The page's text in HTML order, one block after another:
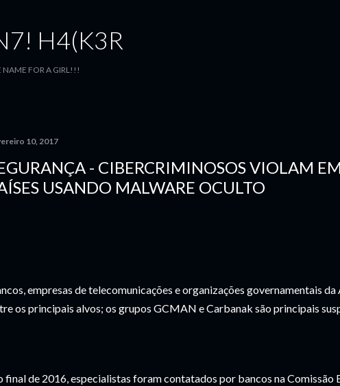
H4(K3R
NAME FOR A GIRL!!!
10, 2017
- CIBERCRIMINOSOS VIOLAM
USANDO MALWARE OCULTO
empresas de telecomunicações e organizações governamentais da
os principais alvos; os grupos GCMAN e Carbanak são principais
final de 2016, especialistas foram contatados por bancos na Comissão